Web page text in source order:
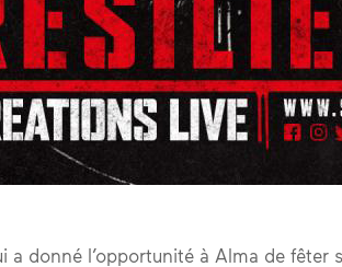
a donné l’opportunité à Alma de fêter